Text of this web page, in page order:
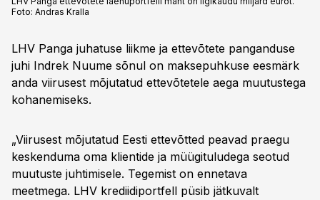
Foto: Andras Kralla
LHV Panga juhatuse liikme ja ettevõtete panganduse
juhi Indrek Nuume sõnul on maksepuhkuse eesmärk
anda viirusest mõjutatud ettevõtetele aega muutustega
kohanemiseks.
„Viirusest mõjutatud Eesti ettevõtted peavad praegu
keskenduma oma klientide ja müügituludega seotud
muutuste juhtimisele. Tegemist on ennetava
meetmega. LHV krediidiportfell püsib jätkuvalt